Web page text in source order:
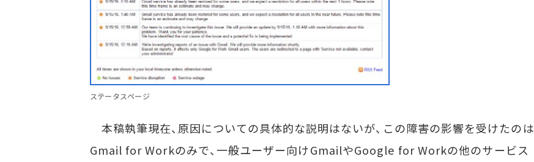
ステータスページ
本稿執筆現在、原因についての具体的な説明はないが、この障害の影響を受けたのは
Gmail for Workのみで、一般ユーザー向けGmailやGoogle for Workの他のサービス